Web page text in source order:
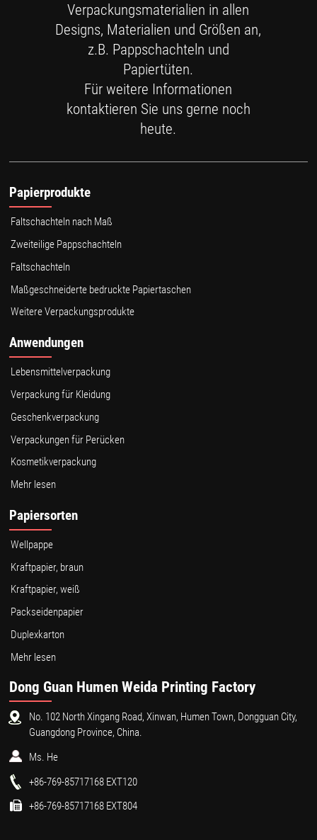
Verpackungsmaterialien in allen
Designs, Materialien und Größen an,
z.B. Pappschachteln und
Papiertüten.
Für weitere Informationen
kontaktieren Sie uns gerne noch
heute.
Papierprodukte
Faltschachteln nach Maß
Zweiteilige Pappschachteln
Faltschachteln
Maßgeschneiderte bedruckte Papiertaschen
Weitere Verpackungsprodukte
Anwendungen
Lebensmittelverpackung
Verpackung für Kleidung
Geschenkverpackung
Verpackungen für Perücken
Kosmetikverpackung
Mehr lesen
Papiersorten
Wellpappe
Kraftpapier, braun
Kraftpapier, weiß
Packseidenpapier
Duplexkarton
Mehr lesen
Dong Guan Humen Weida Printing Factory
No. 102 North Xingang Road, Xinwan, Humen Town, Dongguan City,
Guangdong Province, China.
Ms. He
+86-769-85717168 EXT120
+86-769-85717168 EXT804